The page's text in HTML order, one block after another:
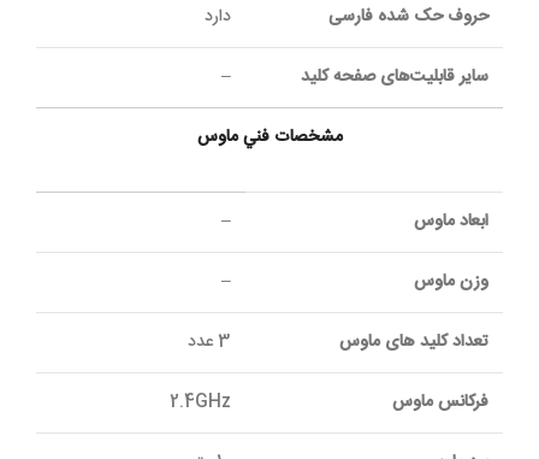
حروف حک شده فارسی دارد
سایر قابلیت‌های صفحه کلید –
مشخصات فني ماوس
ابعاد ماوس –
وزن ماوس –
تعداد کلید های ماوس 3 عدد
فرکانس ماوس 2.4GHz